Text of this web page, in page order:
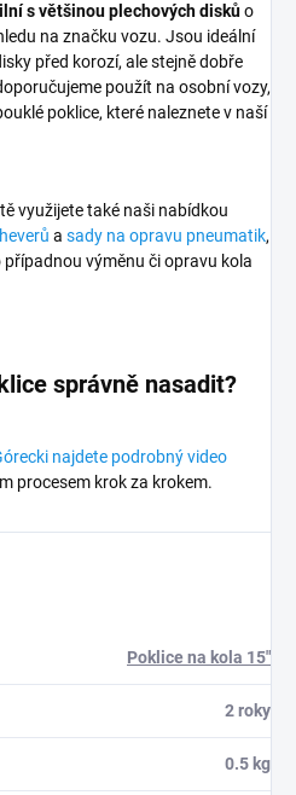
s většinou plechových diskůo
na značku vozu. Jsou ideální
před korozí, ale stejně dobře
použít na osobní vozy,
poklice, které naleznete v naší
využijete také naši nabídkou
heverů a sady na opravu pneumatik,
výměnu či opravu kola
správně nasadit?
najdete podrobný video
procesem krok za krokem.
Poklice na kola 15"
2 roky
0.5 kg